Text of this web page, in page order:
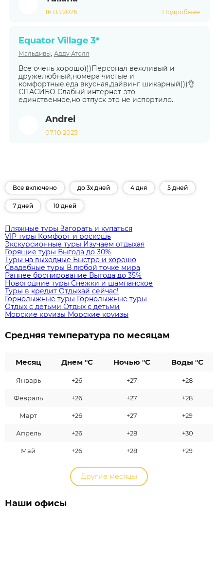
16.03.2026 Подробнее
Equator Village 3*
Мальдивы, Адду Атолл
Все очень хорошо)))Персонал вежливый и
дружелюбный,номера чистые и
комфортные,еда вкусная,дайвинг шикарный)))👌
СПАСИБО Слабый интернет-это
единственное,но отпуск это не испортило.
Andrei
07.10.2025
Все включено до 3х дней 4 дня 5 дней
7 дней 10 дней
Пляжные туры Загорать и купаться
VIP туры Комфорт и роскошь
Экскурсионные туры Изучаем отдыхая
Горящие туры Выгода до 30%
Туры на выходные Быстро и хорошо
Свадебные туры В любой точке мира
Раннее бронирование Выгода до 35%
Новогодние туры Снежки и шампанское
Туры в кредит Отдыхай сейчас!
Горнолыжные туры Горнолыжные туры
Отдых с детьми Отдых с детьми
Морские круизы Морские круизы
Средняя температура по месяцам
Месяц Днем °C Ночью °C Воды °C
Январь +26 +27 +28
Февраль +26 +27 +28
Март +26 +27 +29
Апрель +26 +28 +30
Май +26 +28 +29
Другие месяцы
Наши офисы